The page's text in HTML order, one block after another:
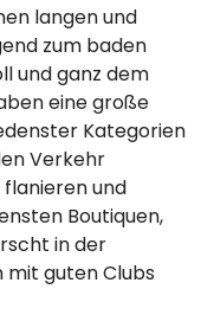
langen und
zum baden
und ganz dem
eine große
Kategorien
Verkehr
und
Boutiquen,
in der
mit guten Clubs